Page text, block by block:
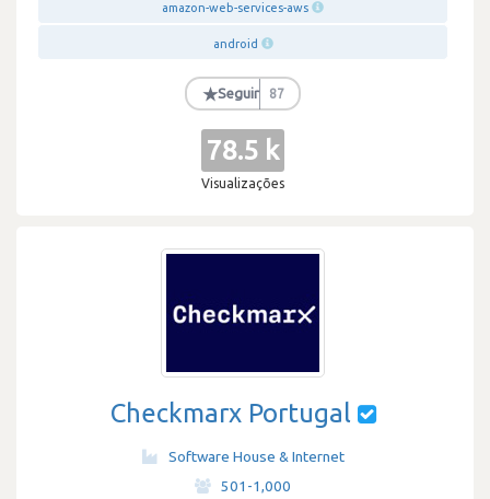
amazon-web-services-aws
android
★Seguir 87
78.5 k
Visualizações
Checkmarx Portugal
Software House & Internet
501-1,000